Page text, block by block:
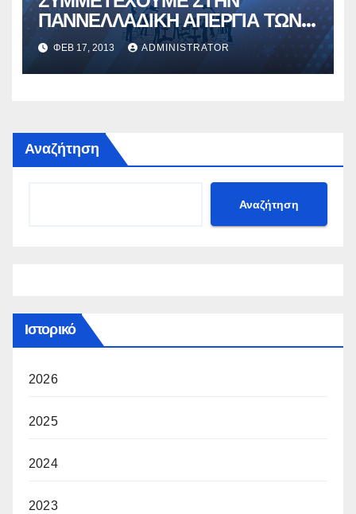
ΠΑΝΝΕΛΛΑΔΙΚΗ ΑΠΕΡΓΙΑ ΤΩΝ
ΕΝΩΣΕΩΝ ΤΩΝ ΜΜΕ
ΦΕΒ 17, 2013 ADMINISTRATOR
Αναζήτηση
Αναζήτηση
Ιστορικό
2026
2025
2024
2023